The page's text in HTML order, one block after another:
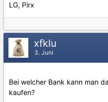
LG, Pirx
xfklu
3. Juni
Bei welcher Bank kann man
kaufen?